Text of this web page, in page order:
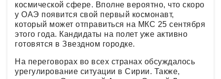
космической сфере. Вполне вероятно, что скоро
у ОАЭ появится свой первый космонавт,
который может отправиться на МКС 25 сентября
этого года. Кандидаты на полет уже активно
готовятся в Звездном городке.
На переговорах во всех странах обсуждалось
урегулирование ситуации в Сирии. Также,